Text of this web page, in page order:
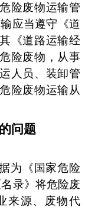
险废物运输管
应当遵守《道
《道路运输经
险废物，从事
人员、装卸管
险废物运输从
问题
为《国家危险
录》将危险废
来源、废物代